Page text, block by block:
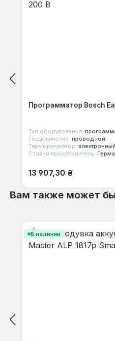
Программатор Bosch
Тип оборудования:
Подключение: проводной
Терморегулятор: электронный
Страна производитель:
Обычная цена:
13 907,30 ₴
Вам также может
В наличии